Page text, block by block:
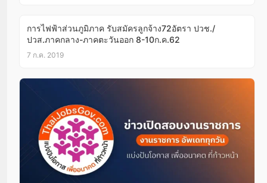
การไฟฟ้าส่วนภูมิภาค รับสมัครลูกจ้าง72อัตรา ปวช./
ปวส.ภาคกลาง-ภาคตะวันออก 8-10ก.ค.62
7 ก.ค. 2019